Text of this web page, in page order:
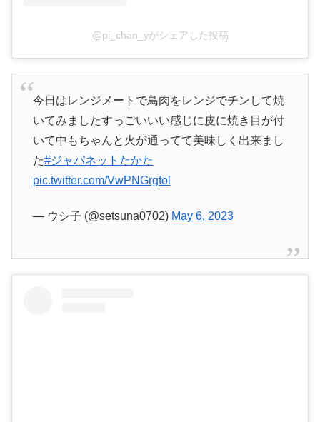
@pi_chan_yがシェアした投稿
今日はレンジメートで鳥肉をレンジでチンして焼
いてみましたすっごいいい感じに皮に焼き目が付
いて中もちゃんと火が通ってて美味しく出来まし
た#ジャパネットたかた
pic.twitter.com/VwPNGrgfol
— ウシ子 (@setsuna0702) May 6, 2023